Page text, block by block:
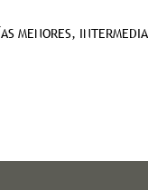
MENORES, INTERMEDIA